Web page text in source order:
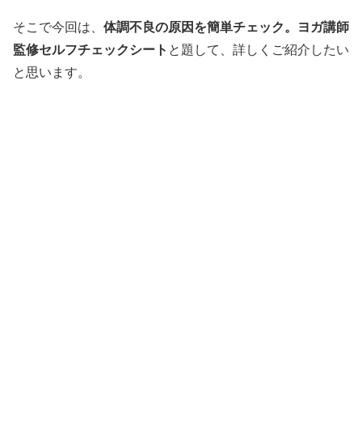
そこで今回は、 体調不良の原因を簡単チェック。ヨガ講師
監修セルフチェックシート と題して、詳しくご紹介したい
と思います。